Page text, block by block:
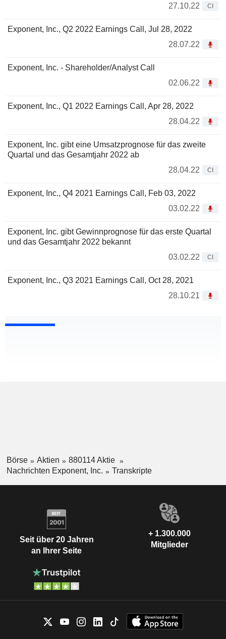
27.10.22
CI
Exponent, Inc., Q2 2022 Earnings Call, Jul 28, 2022
28.07.22
Exponent, Inc. - Shareholder/Analyst Call
02.06.22
Exponent, Inc., Q1 2022 Earnings Call, Apr 28, 2022
28.04.22
Exponent, Inc. gibt eine Umsatzprognose für das zweite
Quartal und das Gesamtjahr 2022 ab
28.04.22
CI
Exponent, Inc., Q4 2021 Earnings Call, Feb 03, 2022
03.02.22
Exponent, Inc. gibt Gewinnprognose für das erste Quartal
und das Gesamtjahr 2022 bekannt
03.02.22
CI
Exponent, Inc., Q3 2021 Earnings Call, Oct 28, 2021
28.10.21
Börse Aktien
880114 Aktie
Nachrichten Exponent, Inc.
Transkripte
Seit über 20 Jahren
an Ihrer Seite
+ 1.300.000
Mitglieder